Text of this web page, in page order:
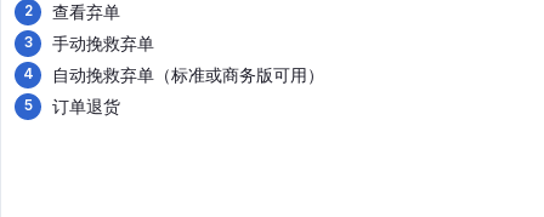
查看弃单
手动挽救弃单
自动挽救弃单（标准或商务版可用）
订单退货